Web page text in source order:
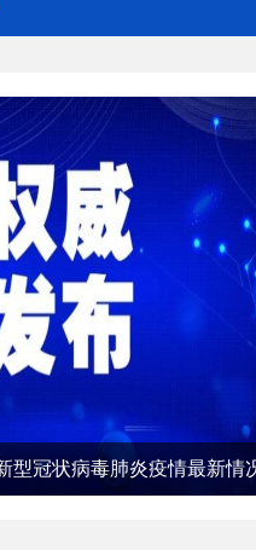
型冠状病毒肺炎疫情最新情